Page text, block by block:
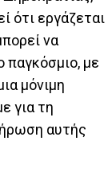
ότι εργάζεται
να
παγκόσμιο, με
μόνιμη
για τη
αυτής